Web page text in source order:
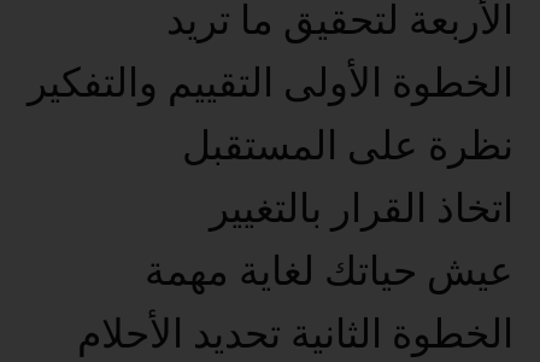
الأربعة لتحقيق ما تريد
الخطوة الأولى التقييم والتفكير
نظرة على المستقبل
اتخاذ القرار بالتغيير
عيش حياتك لغاية مهمة
الخطوة الثانية تحديد الأحلام